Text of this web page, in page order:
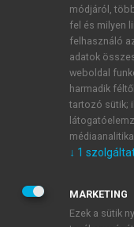
ÚJ FIÓK
1 óra díjmentes
E-MAIL-CÍM
JELSZÓ
módjáról,
fel és milyen
felhasználó
adatok
weboldal
harmadik
tartozó sütik;
↓ 1
MARKETING
Ezek a sütik